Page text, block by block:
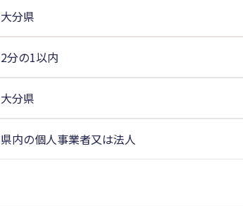
大分県
2分の1以内
大分県
県内の個人事業者又は法人